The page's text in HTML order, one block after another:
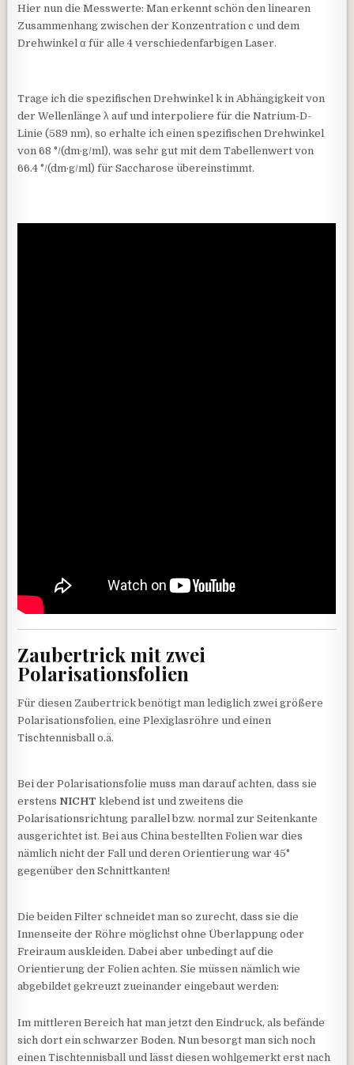
Hier nun die Messwerte: Man erkennt schön den linearen
Zusammenhang zwischen der Konzentration c und dem
Drehwinkel α für alle 4 verschiedenfarbigen Laser.
Trage ich die spezifischen Drehwinkel k in Abhängigkeit von
der Wellenlänge λ auf und interpoliere für die Natrium-D-
Linie (589 nm), so erhalte ich einen spezifischen Drehwinkel
von 68 °/(dm·g/ml), was sehr gut mit dem Tabellenwert von
66.4 °/(dm·g/ml) für Saccharose übereinstimmt.
Zaubertrick mit zwei
Polarisationsfolien
Für diesen Zaubertrick benötigt man lediglich zwei größere
Polarisationsfolien, eine Plexiglasröhre und einen
Tischtennisball o.ä.
Bei der Polarisationsfolie muss man darauf achten, dass sie
erstens NICHT klebend ist und zweitens die
Polarisationsrichtung parallel bzw. normal zur Seitenkante
ausgerichtet ist. Bei aus China bestellten Folien war dies
nämlich nicht der Fall und deren Orientierung war 45°
gegenüber den Schnittkanten!
Die beiden Filter schneidet man so zurecht, dass sie die
Innenseite der Röhre möglichst ohne Überlappung oder
Freiraum auskleiden. Dabei aber unbedingt auf die
Orientierung der Folien achten. Sie müssen nämlich wie
abgebildet gekreuzt zueinander eingebaut werden:
Im mittleren Bereich hat man jetzt den Eindruck, als befände
sich dort ein schwarzer Boden. Nun besorgt man sich noch
einen Tischtennisball und lässt diesen wohlgemerkt erst nach